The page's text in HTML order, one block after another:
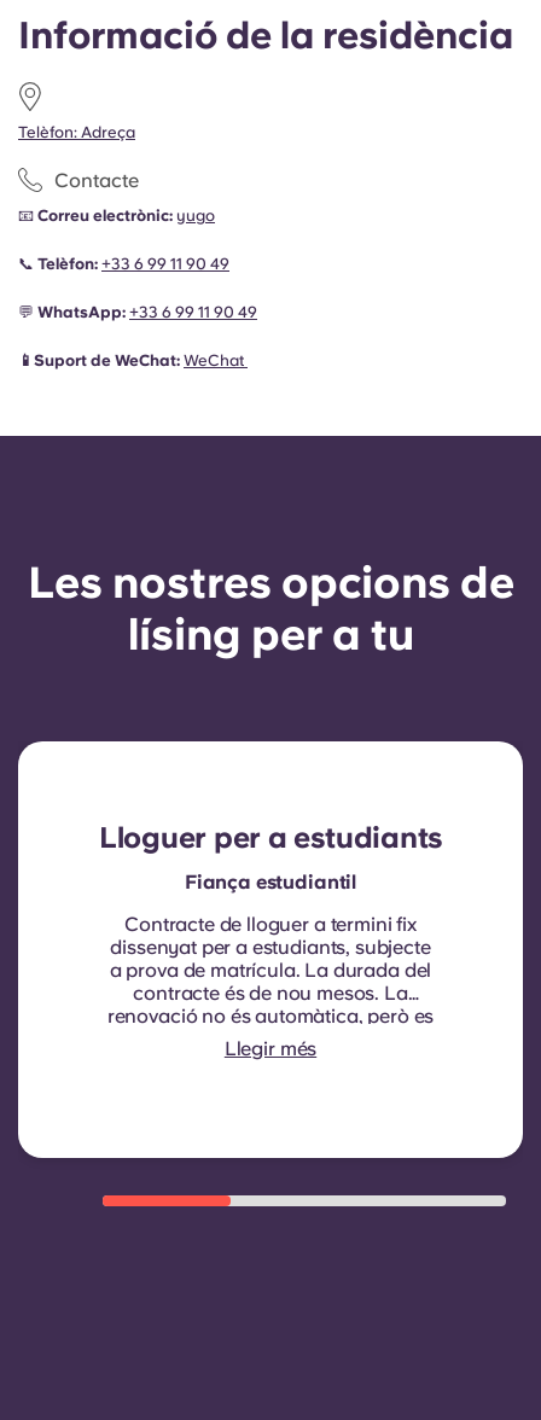
Informació de la residència
Telèfon: Adreça
Contacte
📧 Correu electrònic: yugo
📞 Telèfon: +33 6 99 11 90 49
💬 WhatsApp: +33 6 99 11 90 49
📱Suport de WeChat: WeChat
Les nostres opcions de
lísing per a tu
Lloguer per a estudiants
Fiança estudiantil
Contracte de lloguer a termini fix
dissenyat per a estudiants, subjecte
a prova de matrícula. La durada del
contracte és de nou mesos. La
renovació no és automàtica, però es
pot oferir mitjançant un nou
contracte, subjecte a criteris
disponibilitat d'habitacions.
Llegir més